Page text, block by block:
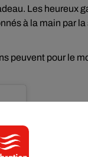
Les heureux
à la main par
peuvent pour le